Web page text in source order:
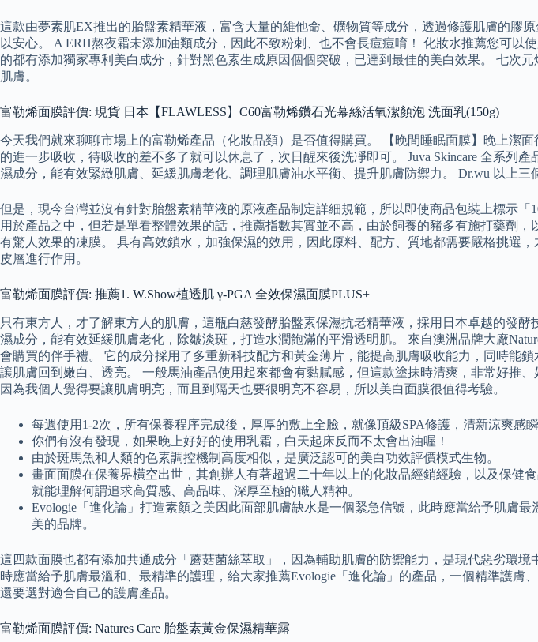
這款由夢素肌EX推出的胎盤素精華液，富含大量的維他命、礦物質等成分，透過修護肌膚的膠
以安心。 A ERH熬夜霜未添加油類成分，因此不致粉刺、也不會長痘痘唷！ 化妝水推薦您可
的都有添加獨家專利美白成分，針對黑色素生成原因個個突破，已達到最佳的美白效果。 七次
肌膚。
富勒烯面膜評價: 現貨 日本【FLAWLESS】C60富勒烯鑽石光幕絲活氧潔顏泡 洗面乳(150g)
今天我們就來聊聊市場上的富勒烯產品（化妝品類）是否值得購買。 【晚間睡眠面膜】晚上潔
的進一步吸收，待吸收的差不多了就可以休息了，次日醒來後洗凈即可。 Juva Skincare 全系
濕成分，能有效緊緻肌膚、延緩肌膚老化、調理肌膚油水平衡、提升肌膚防禦力。 Dr.wu 以上
但是，現今台灣並沒有針對胎盤素精華液的原液產品制定詳細規範，所以即使商品包裝上標示
用於產品之中，但若是單看整體效果的話，推薦指數其實並不高，由於飼養的豬多有施打藥劑
有驚人效果的凍膜。 具有高效鎖水，加強保濕的效用，因此原料、配方、質地都需要嚴格挑選
皮層進行作用。
富勒烯面膜評價: 推薦1. W.Show植透肌 γ-PGA 全效保濕面膜PLUS+
只有東方人，才了解東方人的肌膚，這瓶白慈發酵胎盤素保濕抗老精華液，採用日本卓越的發
濕成分，能有效延緩肌膚老化，除皺淡斑，打造水潤飽滿的平滑透明肌。 來自澳洲品牌大廠
會購買的伴手禮。 它的成分採用了多重新科技配方和黃金薄片，能提高肌膚吸收能力，同時能
讓肌膚回到嫩白、透亮。 一般馬油產品使用起來都會有黏膩感，但這款塗抹時清爽，非常好推
因為我個人覺得要讓肌膚明亮，而且到隔天也要很明亮不容易，所以美白面膜很值得考驗。
每週使用1-2次，所有保養程序完成後，厚厚的敷上全臉，就像頂級SPA修護，清新涼爽感
你們有沒有發現，如果晚上好好的使用乳霜，白天起床反而不太會出油喔！
由於斑馬魚和人類的色素調控機制高度相似，是廣泛認可的美白功效評價模式生物。
畫面面膜在保養界橫空出世，其創辦人有著超過二十年以上的化妝品經銷經驗，以及保健
就能理解何謂追求高質感、高品味、深厚至極的職人精神。
Evologie「進化論」打造素顏之美因此面部肌膚缺水是一個緊急信號，此時應當給予肌膚
美的品牌。
這四款面膜也都有添加共通成分「蘑菇菌絲萃取」，因為輔助肌膚的防禦能力，是現代惡劣環
時應當給予肌膚最溫和、最精準的護理，給大家推薦Evologie「進化論」的產品，一個精準護
還要選對適合自己的護膚產品。
富勒烯面膜評價: Natures Care 胎盤素黃金保濕精華露